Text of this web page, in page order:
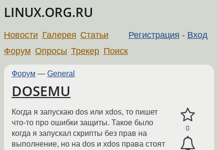
LINUX.ORG.RU
Регистрация - Вход
Новости Галерея Статьи
Форум Опросы Трекер Поиск
Форум — General
DOSEMU
0
Когда я запускаю dos или xdos, то пишет
что-то про ошибки защиты. Такое было
когда я запускал скрипты без прав на
выполнение, но на dos и xdos права стоят